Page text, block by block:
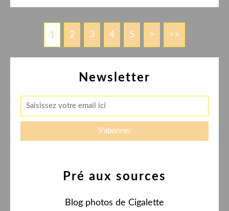
1 2 3 4 5 > >>
Newsletter
Pré aux sources
Blog photos de Cigalette